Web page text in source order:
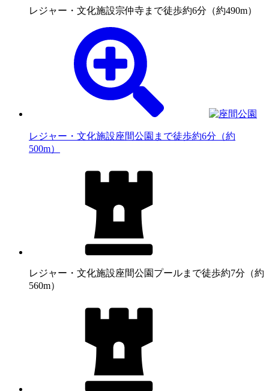
レジャー・文化施設宗仲寺まで徒歩約6分（約490m）
レジャー・文化施設座間公園まで徒歩約6分（約
500m）
レジャー・文化施設座間公園プールまで徒歩約7分（約
560m）